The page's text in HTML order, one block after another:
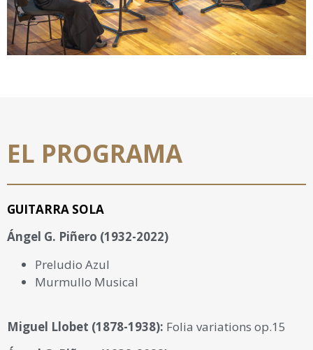
Luz y Biarritz (Francia).
EL PROGRAMA
GUITARRA SOLA
Ángel G. Piñero (1932-2022)
Preludio Azul
Murmullo Musical
Miguel Llobet (1878-1938): Folia variations op.15